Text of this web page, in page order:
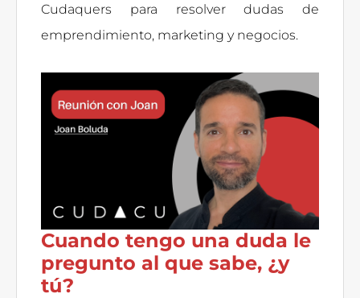
Cudaquers para resolver dudas de
emprendimiento, marketing y negocios.
Cuando tengo una duda le
pregunto al que sabe, ¿y
tú?